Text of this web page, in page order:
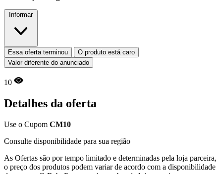
Informar
Essa oferta terminou
O produto está caro
Valor diferente do anunciado
10
Detalhes da oferta
Use o Cupom CM10
Consulte disponibilidade para sua região
As Ofertas são por tempo limitado e determinadas pela loja parceira,
o preço dos produtos podem variar de acordo com a disponibilidade